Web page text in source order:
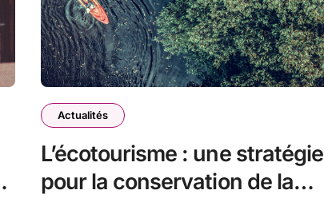
Actualités
L’écotourisme : une stratégie
pour la conservation de la